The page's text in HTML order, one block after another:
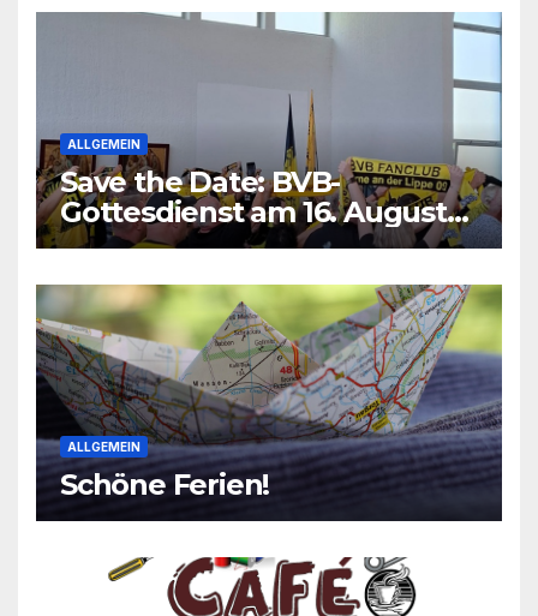
ALLGEMEIN
Save the Date: BVB-
Gottesdienst am 16. August
2026
ALLGEMEIN
Schöne Ferien!